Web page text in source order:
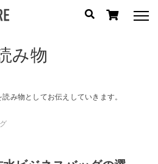
生日プレゼント
み物
み物としてお伝えしていきます。